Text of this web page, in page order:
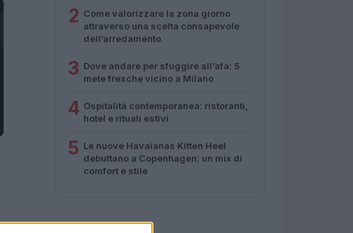
2 Come valorizzare la zona giorno
attraverso una scelta consapevole
dell’arredamento
3 Dove andare per sfuggire all’afa: 5
mete fresche vicino a Milano
4 Ospitalità contemporanea: ristoranti,
hotel e rituali estivi
5 Le nuove Havaianas Kitten Heel
debuttano a Copenhagen: un mix di
comfort e stile